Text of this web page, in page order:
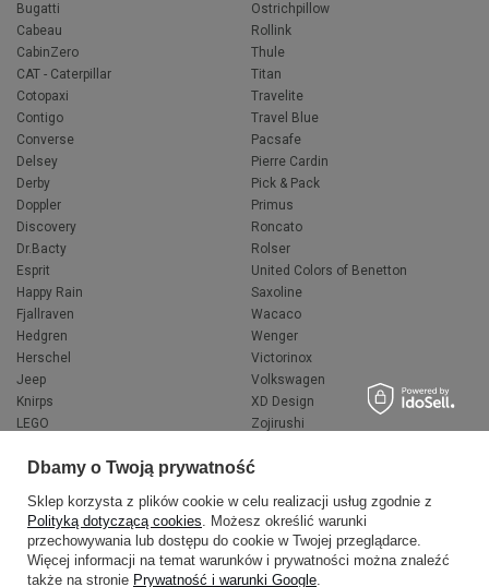
Bugatti
Cabeau
CabinZero
CAT - Caterpillar
Cotopaxi
Contigo
Converse
Delsey
Derby
Doppler
Discovery
Dr.Bacty
Esprit
Happy Rain
Fjallraven
Hedgren
Herschel
Jeep
Knirps
LEGO
National Geographic
Ostrichpillow
Rollink
Thule
Titan
Travelite
Travel Blue
Pacsafe
Pierre Cardin
Pick & Pack
Primus
Roncato
Rolser
United Colors of Benetton
Saxoline
Wacaco
Wenger
Victorinox
Volkswagen
XD Design
Zojirushi
VANS
Dbamy o Twoją prywatność
Sklep korzysta z plików cookie w celu realizacji usług zgodnie z
Polityką dotyczącą cookies. Możesz określić warunki
przechowywania lub dostępu do cookie w Twojej przeglądarce.
Więcej informacji na temat warunków i prywatności można znaleźć
także na stronie Prywatność i warunki Google.